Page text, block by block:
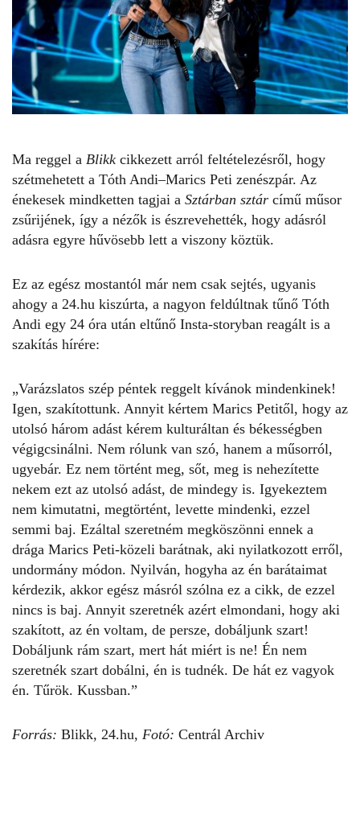
Ma reggel a Blikk cikkezett arról feltételezésről, hogy
szétmehetett a Tóth Andi–Marics Peti zenészpár. Az
énekesek mindketten tagjai a Sztárban sztár című műsor
zsűrijének, így a nézők is észrevehették, hogy adásról
adásra egyre hűvösebb lett a viszony köztük.
Ez az egész mostantól már nem csak sejtés, ugyanis
ahogy a 24.hu kiszúrta, a nagyon feldúltnak tűnő Tóth
Andi egy 24 óra után eltűnő Insta-storyban reagált is a
szakítás hírére:
„Varázslatos szép péntek reggelt kívánok mindenkinek!
Igen, szakítottunk. Annyit kértem Marics Petitől, hogy az
utolsó három adást kérem kulturáltan és békességben
végigcsinálni. Nem rólunk van szó, hanem a műsorról,
ugyebár. Ez nem történt meg, sőt, meg is nehezítette
nekem ezt az utolsó adást, de mindegy is. Igyekeztem
nem kimutatni, megtörtént, levette mindenki, ezzel
semmi baj. Ezáltal szeretném megköszönni ennek a
drága Marics Peti-közeli barátnak, aki nyilatkozott erről,
undormány módon. Nyilván, hogyha az én barátaimat
kérdezik, akkor egész másról szólna ez a cikk, de ezzel
nincs is baj. Annyit szeretnék azért elmondani, hogy aki
szakított, az én voltam, de persze, dobáljunk szart!
Dobáljunk rám szart, mert hát miért is ne! Én nem
szeretnék szart dobálni, én is tudnék. De hát ez vagyok
én. Tűrök. Kussban.”
Forrás: Blikk, 24.hu, Fotó: Centrál Archiv